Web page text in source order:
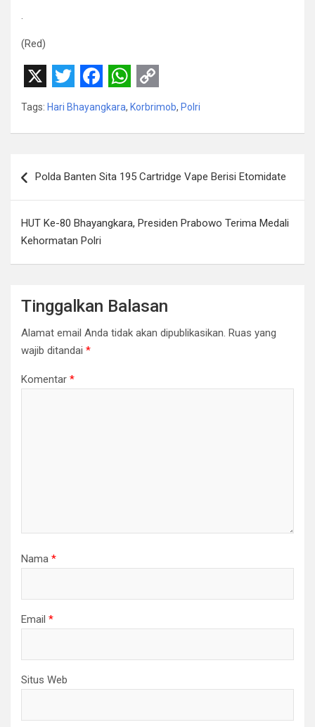
.
(Red)
X T
t
t
r
F
a
e
b
o
W
t
s
p
C
y
L
n
Tags: Hari Bhayangkara, Korbrimob, Polri
posPolda Banten Sita 195 Cartridge Vape Berisi Etomidate
HUT Ke-80 Bhayangkara, Presiden Prabowo Terima Medali
Kehormatan Polri
Tinggalkan Balasan
Alamat email Anda tidak akan dipublikasikan. Ruas yang
wajib ditandai *
Komentar *
Nama *
Email *
Situs Web